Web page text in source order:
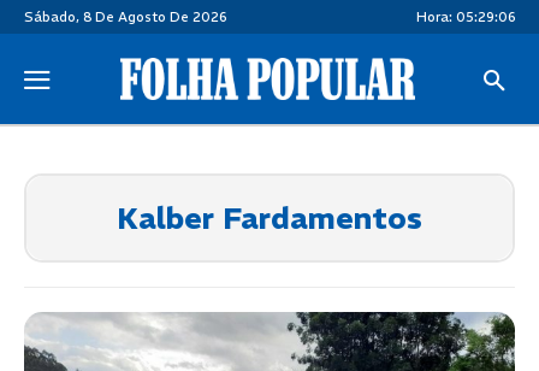
Sábado, 8 De Agosto De 2026 Hora: 05:29:07
Kalber Fardamentos